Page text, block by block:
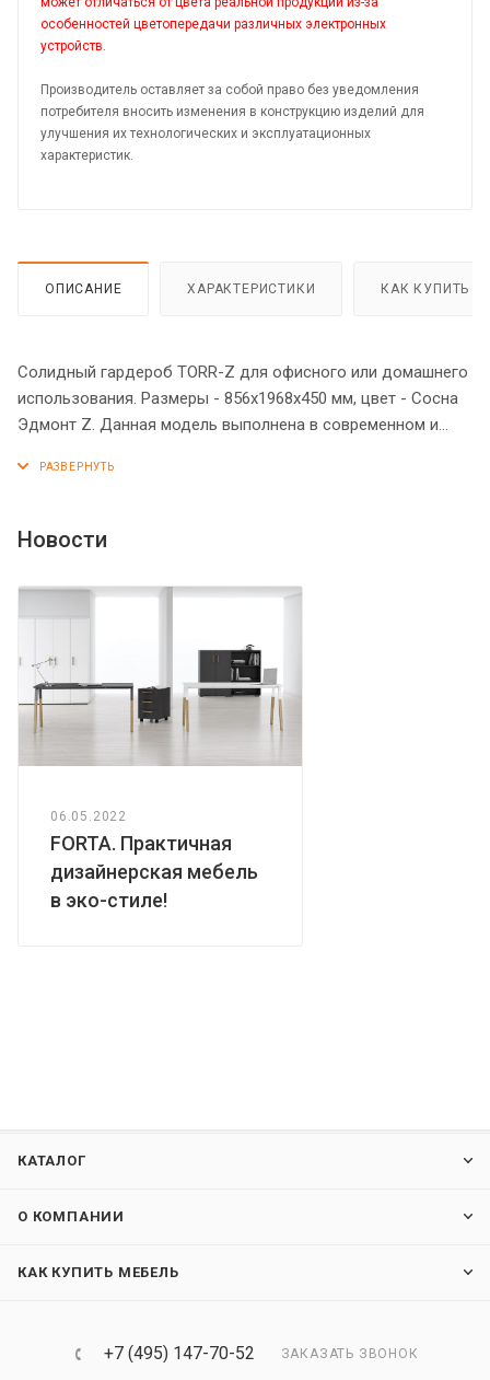
особенностей цветопередачи различных электронных
устройств.
Производитель оставляет за собой право без уведомления
потребителя вносить изменения в конструкцию изделий для
улучшения их технологических и эксплуатационных
характеристик.
ОПИСАНИЕ ХАРАКТЕРИСТИКИ КАК КУПИТЬ
Солидный гардероб TORR-Z для офисного или домашнего
использования. Размеры - 856х1968х450 мм, цвет - Сосна
Эдмонт Z. Данная модель выполнена в современном и
более презентабельный вид. Гардероб имеет солидный
гардероба надежно защищены кромкой ПВХ 2 мм. Данный
расположены сверху и снизу. Конструкция гардероба
оснащена прочными силовыми креплениями –
эксцентриковыми стяжками. Регулируемые по высоте
опоры обеспечат гардеробу устойчивость на неровном
полу.
Новости
06.05.2022
FORTA. Практичная
дизайнерская мебель
в эко-стиле!
КАТАЛОГ
О КОМПАНИИ
КАК КУПИТЬ МЕБЕЛЬ
+7 (495) 147-70-52 ЗАКАЗАТЬ ЗВОНОК